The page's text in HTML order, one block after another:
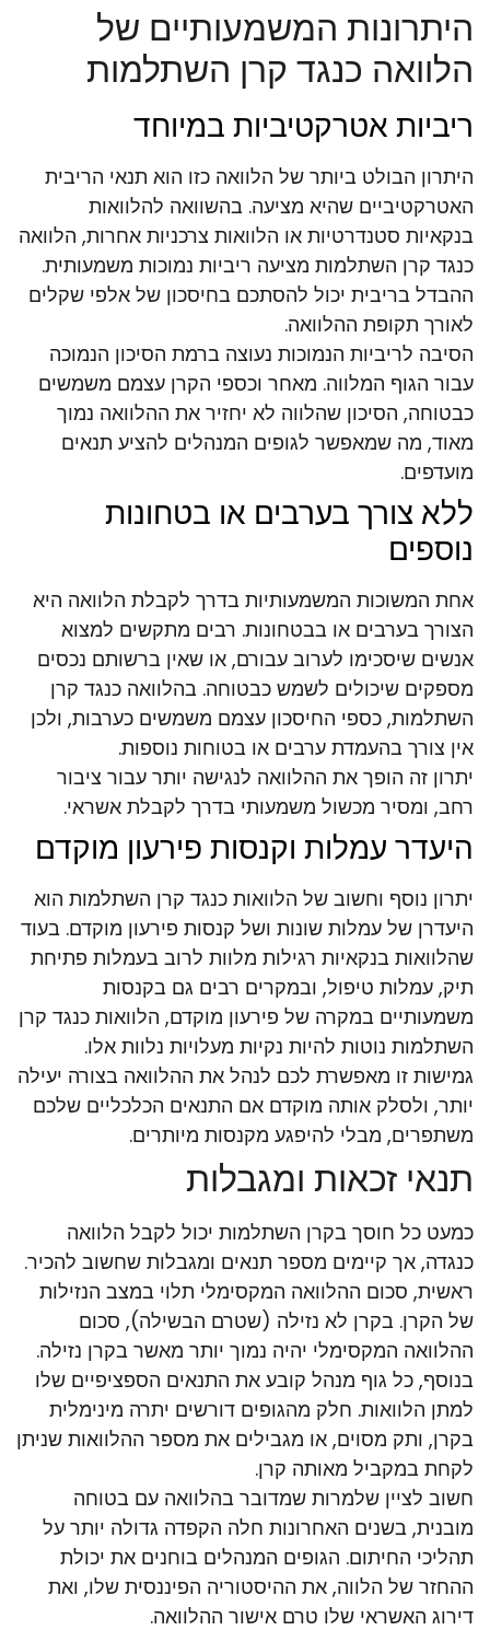
היתרונות המשמעותיים של
הלוואה כנגד קרן השתלמות
ריביות אטרקטיביות במיוחד
היתרון הבולט ביותר של הלוואה כזו הוא תנאי הריבית
האטרקטיביים שהיא מציעה. בהשוואה להלוואות
בנקאיות סטנדרטיות או הלוואות צרכניות אחרות, הלוואה
כנגד קרן השתלמות מציעה ריביות נמוכות משמעותית.
ההבדל בריבית יכול להסתכם בחיסכון של אלפי שקלים
לאורך תקופת ההלוואה.
הסיבה לריביות הנמוכות נעוצה ברמת הסיכון הנמוכה
עבור הגוף המלווה. מאחר וכספי הקרן עצמם משמשים
כבטוחה, הסיכון שהלווה לא יחזיר את ההלוואה נמוך
מאוד, מה שמאפשר לגופים המנהלים להציע תנאים
מועדפים.
ללא צורך בערבים או בטחונות
נוספים
אחת המשוכות המשמעותיות בדרך לקבלת הלוואה היא
הצורך בערבים או בבטחונות. רבים מתקשים למצוא
אנשים שיסכימו לערוב עבורם, או שאין ברשותם נכסים
מספקים שיכולים לשמש כבטוחה. בהלוואה כנגד קרן
השתלמות, כספי החיסכון עצמם משמשים כערבות, ולכן
אין צורך בהעמדת ערבים או בטוחות נוספות.
יתרון זה הופך את ההלוואה לנגישה יותר עבור ציבור
רחב, ומסיר מכשול משמעותי בדרך לקבלת אשראי.
היעדר עמלות וקנסות פירעון מוקדם
יתרון נוסף וחשוב של הלוואות כנגד קרן השתלמות הוא
היעדרן של עמלות שונות ושל קנסות פירעון מוקדם. בעוד
שהלוואות בנקאיות רגילות מלוות לרוב בעמלות פתיחת
תיק, עמלות טיפול, ובמקרים רבים גם בקנסות
משמעותיים במקרה של פירעון מוקדם, הלוואות כנגד קרן
השתלמות נוטות להיות נקיות מעלויות נלוות אלו.
גמישות זו מאפשרת לכם לנהל את ההלוואה בצורה יעילה
יותר, ולסלק אותה מוקדם אם התנאים הכלכליים שלכם
משתפרים, מבלי להיפגע מקנסות מיותרים.
תנאי זכאות ומגבלות
כמעט כל חוסך בקרן השתלמות יכול לקבל הלוואה
כנגדה, אך קיימים מספר תנאים ומגבלות שחשוב להכיר.
ראשית, סכום ההלוואה המקסימלי תלוי במצב הנזילות
של הקרן. בקרן לא נזילה (שטרם הבשילה), סכום
ההלוואה המקסימלי יהיה נמוך יותר מאשר בקרן נזילה.
בנוסף, כל גוף מנהל קובע את התנאים הספציפיים שלו
למתן הלוואות. חלק מהגופים דורשים יתרה מינימלית
בקרן, ותק מסוים, או מגבילים את מספר ההלוואות שניתן
לקחת במקביל מאותה קרן.
חשוב לציין שלמרות שמדובר בהלוואה עם בטוחה
מובנית, בשנים האחרונות חלה הקפדה גדולה יותר על
תהליכי החיתום. הגופים המנהלים בוחנים את יכולת
ההחזר של הלווה, את ההיסטוריה הפיננסית שלו, ואת
דירוג האשראי שלו טרם אישור ההלוואה.